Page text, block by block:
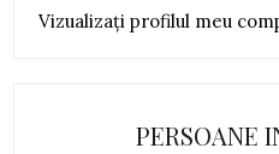
Vizualizați profilul meu
PERSOANE